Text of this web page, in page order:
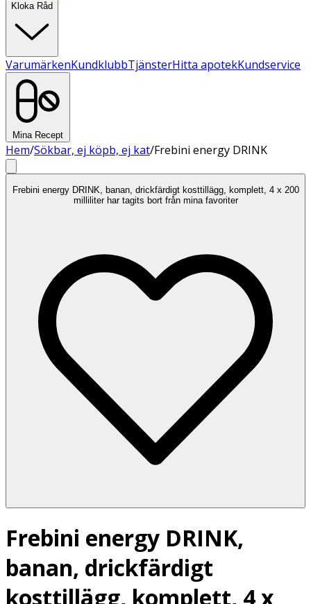
Kloka Råd
VarumärkenKundklubbTjänsterHitta apotekKundservice
Mina Recept
Hem/Sökbar, ej köpb, ej kat/Frebini energy DRINK
Frebini energy DRINK, banan, drickfärdigt kosttillägg, komplett, 4 x 200
milliliter har tagits bort från mina favoriter
Frebini energy DRINK,
banan, drickfärdigt
kosttillägg, komplett, 4 x